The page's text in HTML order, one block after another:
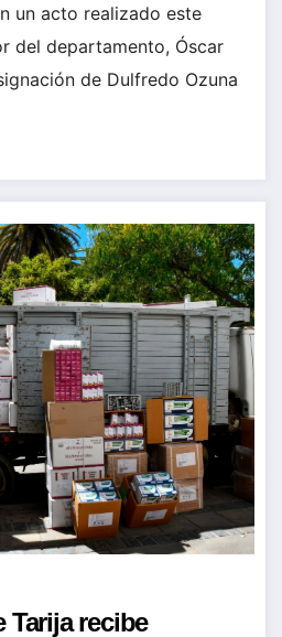
un acto realizado este
del departamento, Óscar
de Dulfredo Ozuna
Tarija recibe